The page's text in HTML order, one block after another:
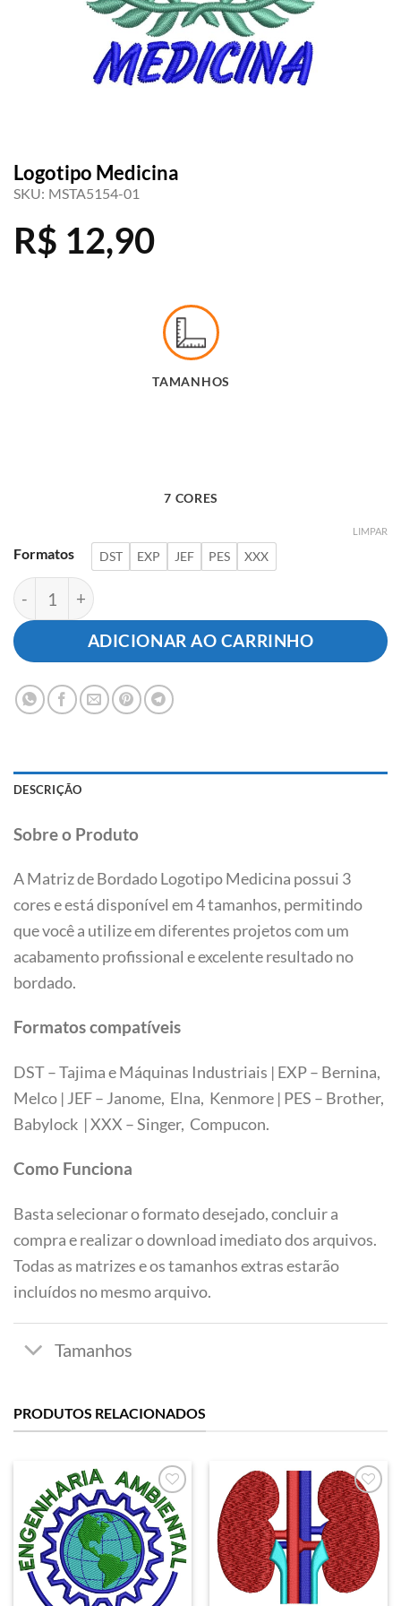
Logotipo Medicina
SKU: MSTA5154-01
R$ 12,90
TAMANHOS
Formatos DST EXP JEF PES XXX
LIMPAR
Logotipo Medicina quantidade
ADICIONAR AO CARRINHO
DESCRIÇÃO
Sobre o Produto
A Matriz de Bordado Logotipo Medicina possui 3
cores e está disponível em 4 tamanhos, permitindo
que você a utilize em diferentes projetos com um
acabamento profissional e excelente resultado no
bordado.
Formatos compatíveis
DST – Tajima e Máquinas Industriais | EXP – Bernina,
Melco | JEF – Janome, Elna, Kenmore | PES – Brother,
Babylock | XXX – Singer, Compucon.
Como Funciona
Basta selecionar o formato desejado, concluir a
compra e realizar o download imediato dos arquivos.
Todas as matrizes e os tamanhos extras estarão
incluídos no mesmo arquivo.
Tamanhos
PRODUTOS RELACIONADOS
Favoritar Favoritar